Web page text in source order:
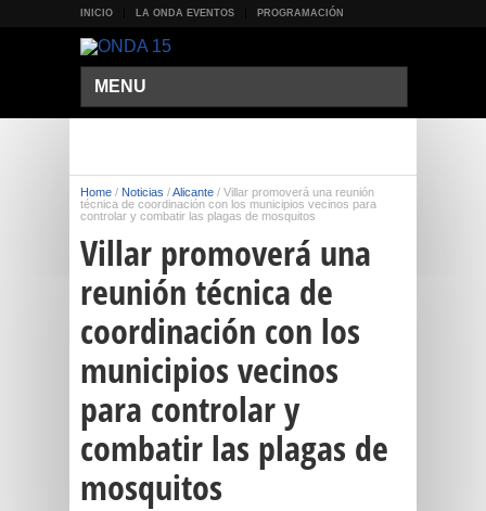
INICIO LA ONDA EVENTOS PROGRAMACIÓN
MENU
Home / Noticias /Alicante / Villar promoverá una reunión
técnica de coordinación con los municipios vecinos para
controlar y combatir las plagas de mosquitos
Villar promoverá una
reunión técnica de
coordinación con los
municipios vecinos
para controlar y
combatir las plagas de
mosquitos